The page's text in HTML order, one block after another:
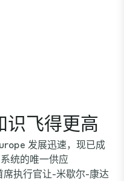
识飞得更高
发展迅速，现已成
统的唯一供应
执行官让-米歇尔-康达